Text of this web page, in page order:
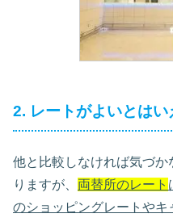
2. レートがよいとはい
他と比較しなければ気づ
りますが、 両替所のレート
のショッピングレートやキ